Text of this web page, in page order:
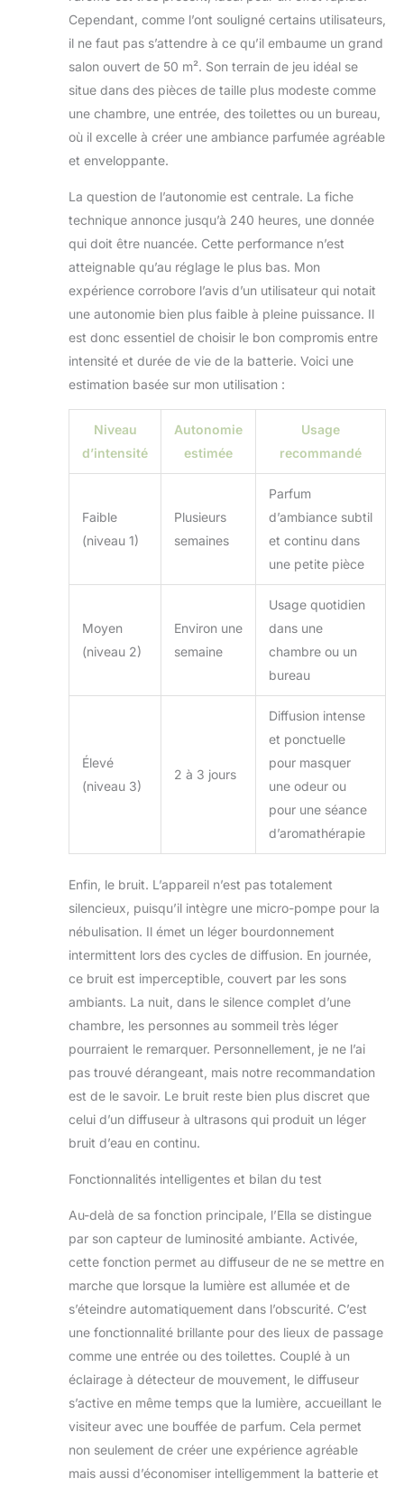
Cependant, comme l’ont souligné certains utilisateurs,
il ne faut pas s’attendre à ce qu’il embaume un grand
salon ouvert de 50 m². Son terrain de jeu idéal se
situe dans des pièces de taille plus modeste comme
une chambre, une entrée, des toilettes ou un bureau,
où il excelle à créer une ambiance parfumée agréable
et enveloppante.
La question de l’autonomie est centrale. La fiche
technique annonce jusqu’à 240 heures, une donnée
qui doit être nuancée. Cette performance n’est
atteignable qu’au réglage le plus bas. Mon
expérience corrobore l’avis d’un utilisateur qui notait
une autonomie bien plus faible à pleine puissance. Il
est donc essentiel de choisir le bon compromis entre
intensité et durée de vie de la batterie. Voici une
estimation basée sur mon utilisation :
Niveau
d’intensité
Autonomie
estimée
Usage
recommandé
Faible
(niveau 1)
Plusieurs
semaines
Parfum
d’ambiance subtil
et continu dans
une petite pièce
Moyen
(niveau 2)
Environ une
semaine
Usage quotidien
dans une
chambre ou un
bureau
Élevé
(niveau 3)
2 à 3 jours
Diffusion intense
et ponctuelle
pour masquer
une odeur ou
pour une séance
d’aromathérapie
Enfin, le bruit. L’appareil n’est pas totalement
silencieux, puisqu’il intègre une micro-pompe pour la
nébulisation. Il émet un léger bourdonnement
intermittent lors des cycles de diffusion. En journée,
ce bruit est imperceptible, couvert par les sons
ambiants. La nuit, dans le silence complet d’une
chambre, les personnes au sommeil très léger
pourraient le remarquer. Personnellement, je ne l’ai
pas trouvé dérangeant, mais notre recommandation
est de le savoir. Le bruit reste bien plus discret que
celui d’un diffuseur à ultrasons qui produit un léger
bruit d’eau en continu.
Fonctionnalités intelligentes et bilan du test
Au-delà de sa fonction principale, l’Ella se distingue
par son capteur de luminosité ambiante. Activée,
cette fonction permet au diffuseur de ne se mettre en
marche que lorsque la lumière est allumée et de
s’éteindre automatiquement dans l’obscurité. C’est
une fonctionnalité brillante pour des lieux de passage
comme une entrée ou des toilettes. Couplé à un
éclairage à détecteur de mouvement, le diffuseur
s’active en même temps que la lumière, accueillant le
visiteur avec une bouffée de parfum. Cela permet
non seulement de créer une expérience agréable
mais aussi d’économiser intelligemment la batterie et